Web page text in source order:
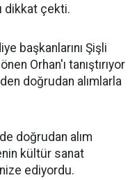
dikkat çekti.
başkanlarını Şişli
Orhan'ı tanıştırıyor
doğrudan alımlarla
doğrudan alım
kültür sanat
ediyordu.